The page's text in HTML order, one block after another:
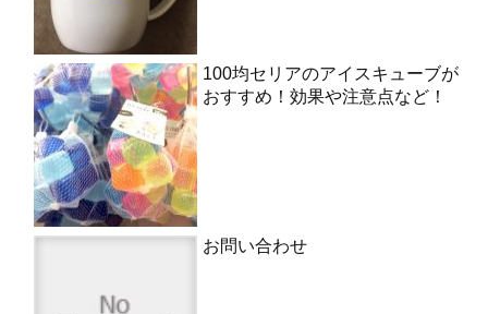
100均セリアのアイスキューブが
おすすめ！効果や注意点など！
お問い合わせ